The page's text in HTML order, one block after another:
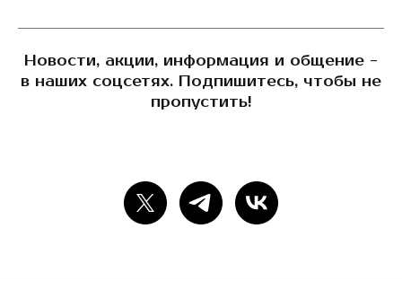
Новости, акции, информация и общение -
в наших соцсетях. Подпишитесь, чтобы не
пропустить!